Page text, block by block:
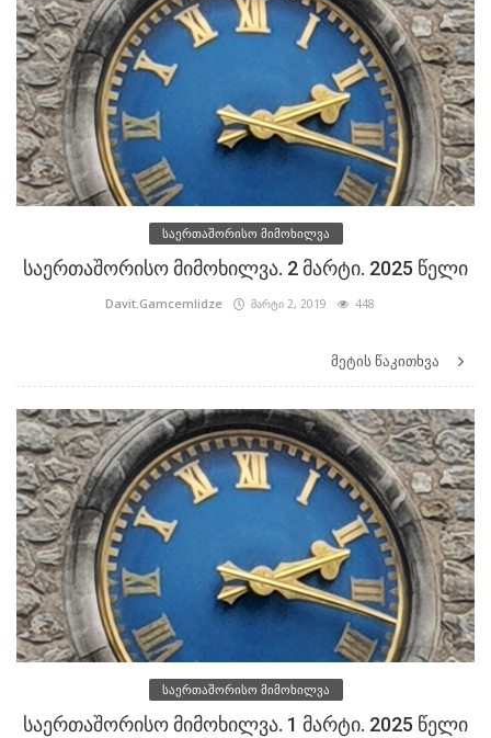
საერთაშორისო მიმოხილვა
საერთაშორისო მიმოხილვა. 2 მარტი. 2025 წელი
Davit.Gamcemlidze მარტი 2, 2019 448
მეტის წაკითხვა
საერთაშორისო მიმოხილვა
საერთაშორისო მიმოხილვა. 1 მარტი. 2025 წელი